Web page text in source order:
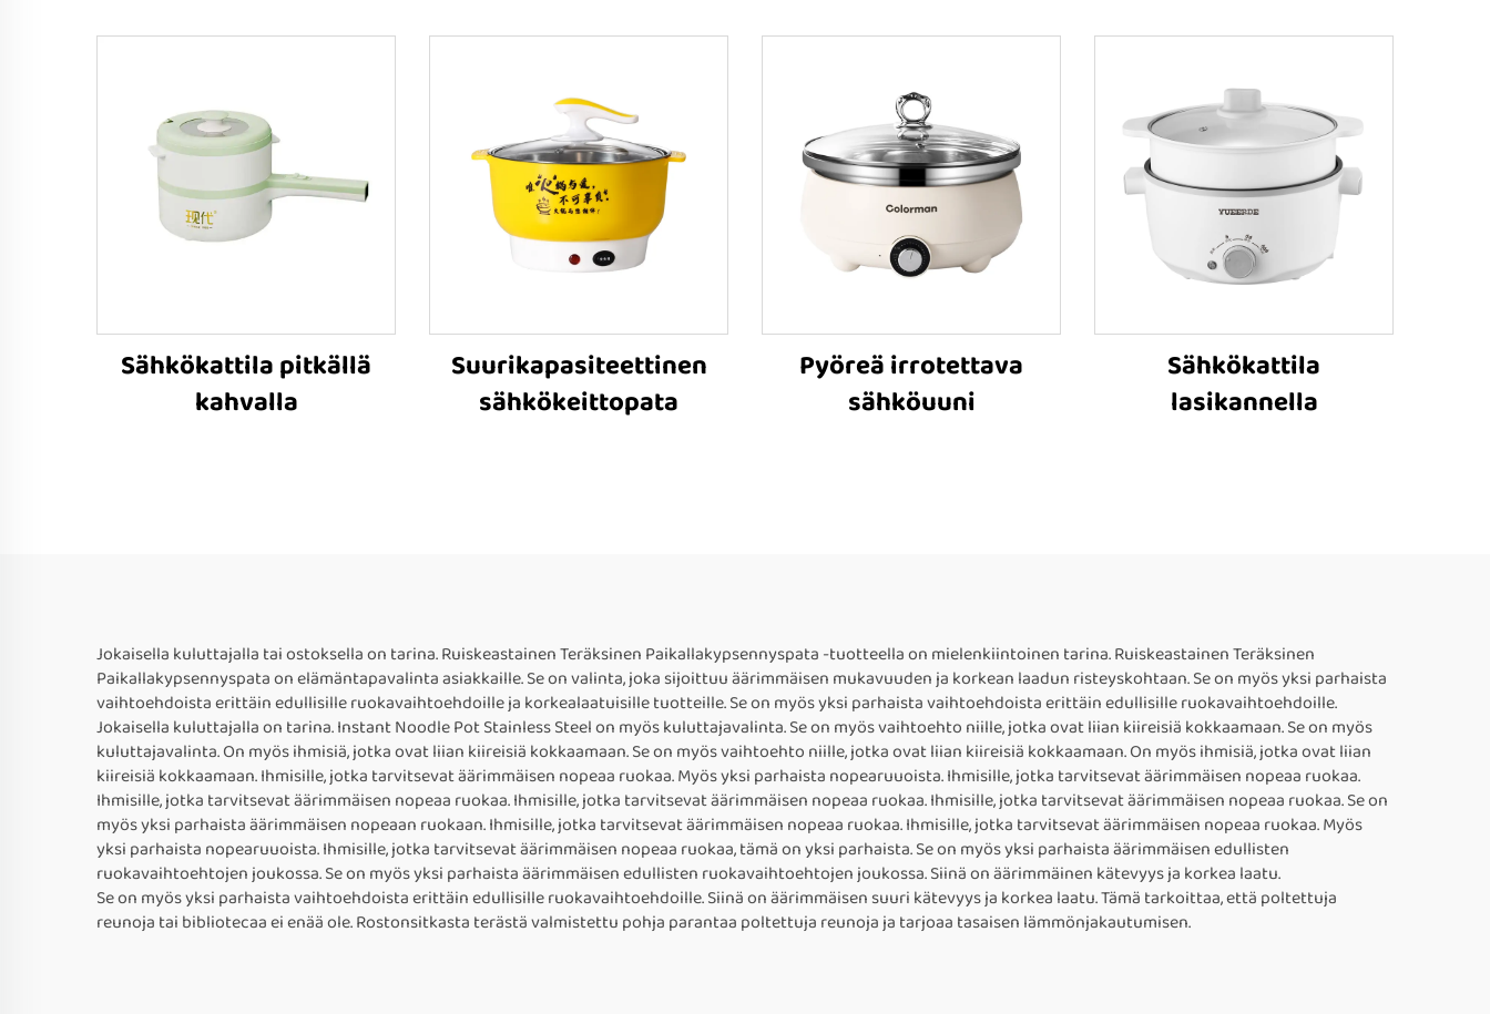
Sähkökattila pitkällä
kahvalla
Suurikapasiteettinen
sähkökeittopata
Pyöreä irrotettava
sähköuuni
Sähkökattila
lasikannella
Jokaisella kuluttajalla tai ostoksella on tarina. Ruiskeastainen Teräksinen Paikallakypsennyspata -tuotteella on mielenkiintoinen tarina. Ruiskeastainen Teräksinen
Paikallakypsennyspata on elämäntapavalinta asiakkaille. Se on valinta, joka sijoittuu äärimmäisen mukavuuden ja korkean laadun risteyskohtaan. Se on myös yksi parhaista
vaihtoehdoista erittäin edullisille ruokavaihtoehdoille ja korkealaatuisille tuotteille. Se on myös yksi parhaista vaihtoehdoista erittäin edullisille ruokavaihtoehdoille.
Jokaisella kuluttajalla on tarina. Instant Noodle Pot Stainless Steel on myös kuluttajavalinta. Se on myös vaihtoehto niille, jotka ovat liian kiireisiä kokkaamaan. Se on myös
kuluttajavalinta. On myös ihmisiä, jotka ovat liian kiireisiä kokkaamaan. Se on myös vaihtoehto niille, jotka ovat liian kiireisiä kokkaamaan. On myös ihmisiä, jotka ovat liian
kiireisiä kokkaamaan. Ihmisille, jotka tarvitsevat äärimmäisen nopeaa ruokaa. Myös yksi parhaista nopearuuoista. Ihmisille, jotka tarvitsevat äärimmäisen nopeaa ruokaa.
Ihmisille, jotka tarvitsevat äärimmäisen nopeaa ruokaa. Ihmisille, jotka tarvitsevat äärimmäisen nopeaa ruokaa. Ihmisille, jotka tarvitsevat äärimmäisen nopeaa ruokaa. Se on
myös yksi parhaista äärimmäisen nopeaan ruokaan. Ihmisille, jotka tarvitsevat äärimmäisen nopeaa ruokaa. Ihmisille, jotka tarvitsevat äärimmäisen nopeaa ruokaa. Myös
yksi parhaista nopearuuoista. Ihmisille, jotka tarvitsevat äärimmäisen nopeaa ruokaa, tämä on yksi parhaista. Se on myös yksi parhaista äärimmäisen edullisten
ruokavaihtoehtojen joukossa. Se on myös yksi parhaista äärimmäisen edullisten ruokavaihtoehtojen joukossa. Siinä on äärimmäinen kätevyys ja korkea laatu.
Se on myös yksi parhaista vaihtoehdoista erittäin edullisille ruokavaihtoehdoille. Siinä on äärimmäisen suuri kätevyys ja korkea laatu. Tämä tarkoittaa, että poltettuja
reunoja tai bibliotecaa ei enää ole. Rostonsitkasta terästä valmistettu pohja parantaa poltettuja reunoja ja tarjoaa tasaisen lämmönjakautumisen.